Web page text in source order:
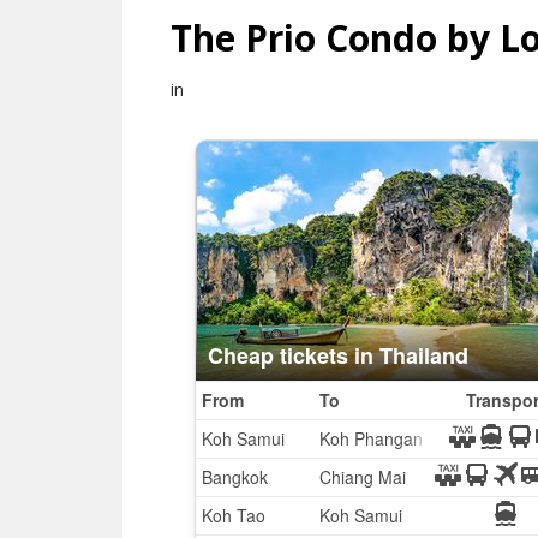
The Prio Condo by
in